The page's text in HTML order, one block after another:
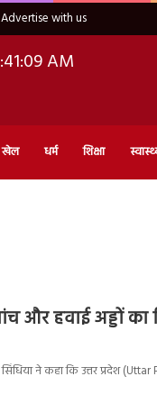
Advertise with us
AM
खेल धर्म शिक्षा
और हवाई अड्डों का
सिंधिया ने कहा कि उत्तर प्रदेश